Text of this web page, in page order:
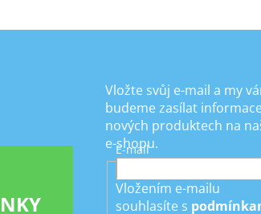
Vložte svůj e-mail a my
budeme zasílat
nových produktech na
e-shopu.
E-mail
Vložením e-mailu
souhlasíte s